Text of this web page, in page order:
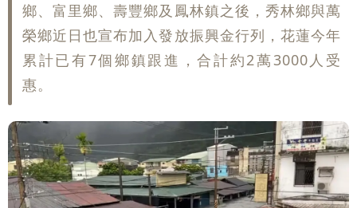
文 原訂直播將取消
3颱共舞！「颱風尾」掃中南部4縣市大
雨 本周天氣一圖秒懂
長崎「矮化」台灣引爆怒火！日本網友怒
萬 素顏進擊新生活圈（壹蘋10點強
打）
鄉、富里鄉、壽豐鄉及鳳林鎮之後，秀林鄉與萬
榮鄉近日也宣布加入發放振興金行列，花蓮今年
累計已有7個鄉鎮跟進，合計約2萬3000人受
惠。